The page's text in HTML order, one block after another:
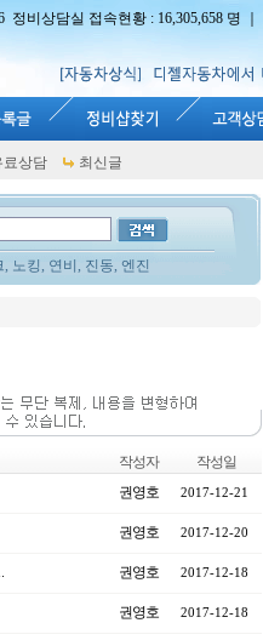
정비상담실 접속현황 : 16,305,658 명 ｜
료상담 최신글
노킹, 연비, 진동, 엔진
작성자 작성일
권영호 2017-12-21
권영호 2017-12-20
권영호 2017-12-18
권영호 2017-12-18